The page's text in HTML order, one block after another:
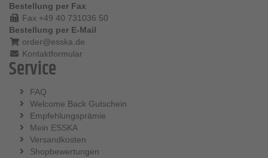
Bestellung per Fax
Fax +49 40 731036 50
Bestellung per E-Mail
order@esska.de
Kontaktformular
Service
FAQ
Welcome Back Gutschein
Empfehlungsprämie
Mein ESSKA
Versandkosten
Shopbewertungen